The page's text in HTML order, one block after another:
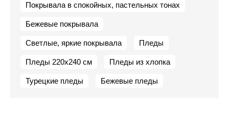
Покрывала в спокойных, пастельных тонах
Бежевые покрывала
Светлые, яркие покрывала Пледы
Пледы 220х240 см Пледы из хлопка
Турецкие пледы Бежевые пледы